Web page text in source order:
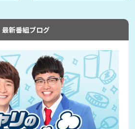
最新番組ブログ